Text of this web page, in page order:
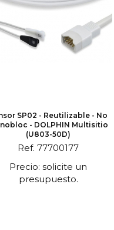
SP02 - Reutilizable - No
- DOLPHIN Multisitio
(U803-50D)
Ref. 77700177
Precio: solicite un
presupuesto.